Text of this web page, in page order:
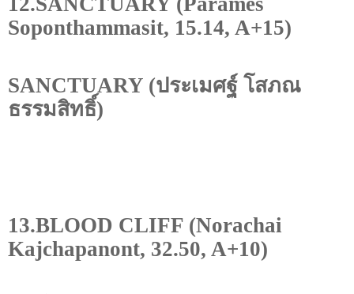
Soponthammasit, 15.14, A+15)
SANCTUARY (ประเมศฐ์ โสภณ
ธรรมสิทธิ์)
13.BLOOD CLIFF (Norachai
Kajchapanont, 32.50, A+10)